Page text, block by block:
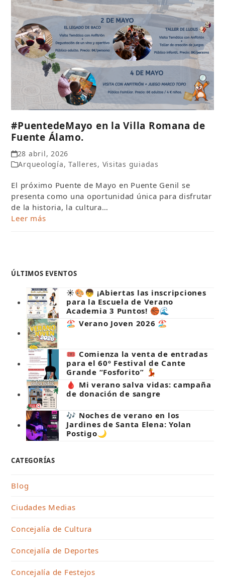
#PuentedeMayo en la Villa Romana de
Fuente Álamo.
28 abril, 2026
Arqueología,Talleres, Visitas guiadas
El próximo Puente de Mayo en Puente Genil se
presenta como una oportunidad única para disfrutar
de la historia, la cultura…
Leer más
ÚLTIMOS EVENTOS
☀️🎨👦 ¡Abiertas las inscripciones
para la Escuela de Verano
Academia 3 Puntos! 🏀🌊
🏖️ Verano Joven 2026 🏖️
🎟️ Comienza la venta de entradas
para el 60º Festival de Cante
Grande “Fosforito” 💃
🩸 Mi verano salva vidas: campaña
de donación de sangre
🎶 Noches de verano en los
Jardines de Santa Elena: Yolan
Postigo🌙
CATEGORÍAS
Blog
Ciudades Medias
Concejalía de Cultura
Concejalía de Deportes
Concejalía de Festejos